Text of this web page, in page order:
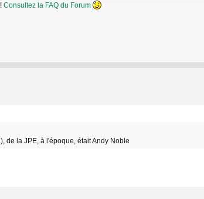
Consultez la FAQ du Forum
de la JPE, à l'époque, était Andy Noble